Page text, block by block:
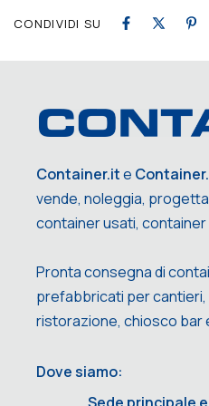
CONDIVIDI SU
Container.ite
vende, noleggia,
container usati, container
Pronta consegna di
prefabbricati per cantieri,
ristorazione, chiosco bar
Dove siamo:
Sede principale